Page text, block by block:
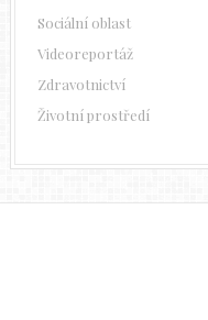
Sociální oblast
Videoreportáž
Zdravotnictví
Životní prostředí